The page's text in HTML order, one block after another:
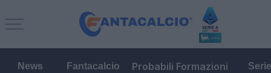
News Fantacalcio Probabili Formazioni